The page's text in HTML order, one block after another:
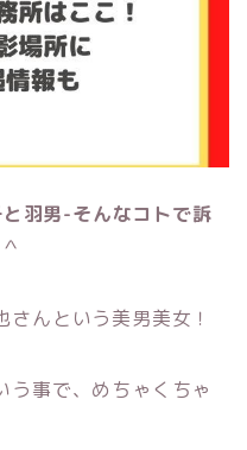
羽男-そんなコトで訴
んという美男美女！
う事で、めちゃくちゃ